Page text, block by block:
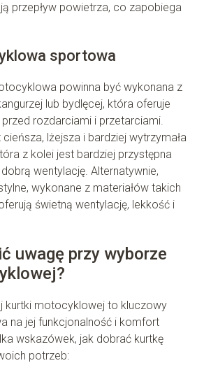
przepływ powietrza, co zapobiega
sportowa
powinna być wykonana z
lub bydlęcej, która oferuje
rozdarciami i przetarciami.
lżejsza i bardziej wytrzymała
z kolei jest bardziej przystępna
wentylację. Alternatywnie,
wykonane z materiałów takich
świetną wentylację, lekkość i
uwagę przy wyborze
kurtki motocyklowej to kluczowy
na jej funkcjonalność i komfort
wskazówek, jak dobrać kurtkę
potrzeb: